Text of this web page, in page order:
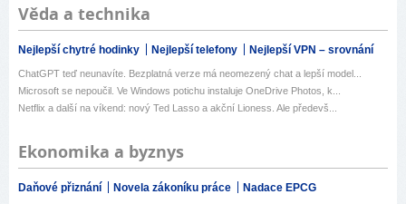
Věda a technika
Nejlepší chytré hodinky Nejlepší telefony Nejlepší VPN – srovnání
ChatGPT teď neunavíte. Bezplatná verze má neomezený chat a lepší model...
Microsoft se nepoučil. Ve Windows potichu instaluje OneDrive Photos, k...
Netflix a další na víkend: nový Ted Lasso a akční Lioness. Ale předevš...
Ekonomika a byznys
Daňové přiznání Novela zákoníku práce Nadace EPCG